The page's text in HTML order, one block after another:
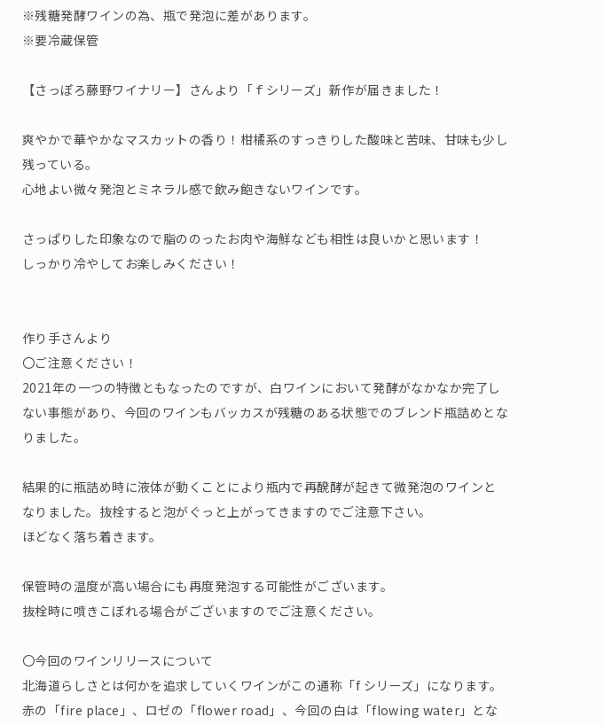
※残糖発酵ワインの為、瓶で発泡に差があります。
※要冷蔵保管
【さっぽろ藤野ワイナリー】さんより「ｆシリーズ」新作が届きました！
爽やかで華やかなマスカットの香り！柑橘系のすっきりした酸味と苦味、甘味も少し
残っている。
心地よい微々発泡とミネラル感で飲み飽きないワインです。
さっぱりした印象なので脂ののったお肉や海鮮なども相性は良いかと思います！
しっかり冷やしてお楽しみください！
作り手さんより
〇ご注意ください！
2021年の一つの特徴ともなったのですが、白ワインにおいて発酵がなかなか完了し
ない事態があり、今回のワインもバッカスが残糖のある状態でのブレンド瓶詰めとな
りました。
結果的に瓶詰め時に液体が動くことにより瓶内で再醗酵が起きて微発泡のワインと
なりました。抜栓すると泡がぐっと上がってきますのでご注意下さい。
ほどなく落ち着きます。
保管時の温度が高い場合にも再度発泡する可能性がございます。
抜栓時に噴きこぼれる場合がございますのでご注意ください。
〇今回のワインリリースについて
北海道らしさとは何かを追求していくワインがこの通称「f シリーズ」になります。
赤の「fire place」、ロゼの「flower road」、今回の白は「flowing water」とな